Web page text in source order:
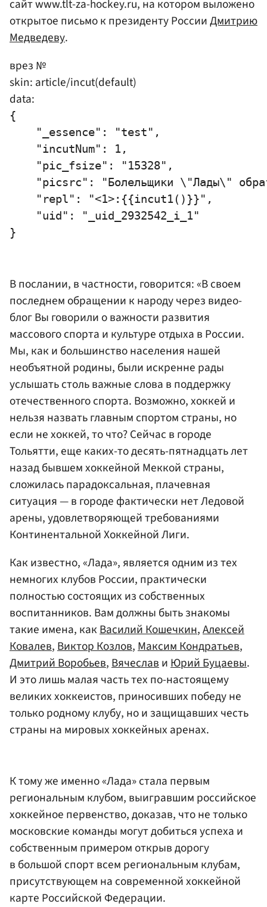
сайт www.tlt-za-hockey.ru, на котором выложено
открытое письмо к президенту РоссииДмитрию
Медведеву.
врез №
skin: article/incut(default)
data:
{
    "_essence": "test",
    "incutNum": 1,
    "pic_fsize": "15328",
"picsrc": "Болельщики \"Лады\"
    "repl": "<1>:{{incut1()}}",
    "uid": "_uid_2932542_i_1"
В послании, в частности, говорится: «В своем
последнем обращении к народу через видео-
блог Вы говорили о важности развития
массового спорта и культуре отдыха в России.
Мы, как и большинство населения нашей
необъятной родины, были искренне рады
услышать столь важные слова в поддержку
отечественного спорта. Возможно, хоккей и
нельзя назвать главным спортом страны, но
если не хоккей, то что? Сейчас в городе
Тольятти, еще каких-то десять-пятнадцать лет
назад бывшем хоккейной Меккой страны,
сложилась парадоксальная, плачевная
ситуация — в городе фактически нет Ледовой
арены, удовлетворяющей требованиями
Континентальной Хоккейной Лиги.
Как известно, «Лада», является одним из тех
немногих клубов России, практически
полностью состоящих из собственных
воспитанников. Вам должны быть знакомы
такие имена, какВасилий Кошечкин,Алексей
Ковалев,Виктор Козлов,Максим Кондратьев,
Дмитрий Воробьев,ВячеславиЮрий Буцаевы.
И это лишь малая часть тех по-настоящему
великих хоккеистов, приносивших победу не
только родному клубу, но и защищавших честь
страны на мировых хоккейных аренах.
К тому же именно «Лада» стала первым
региональным клубом, выигравшим российское
хоккейное первенство, доказав, что не только
московские команды могут добиться успеха и
собственным примером открыв дорогу
в большой спорт всем региональным клубам,
присутствующем на современной хоккейной
карте Российской Федерации.